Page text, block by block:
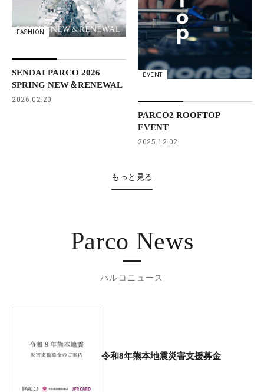
FASHION
SENDAI PARCO 2026
SPRING NEW＆RENEWAL
2026.02.20
EVENT
PARCO2 ROOFTOP
EVENT
2025.12.02
もっと見る
Parco News
パルコニュース
令和8年熊本地震災害支援募金